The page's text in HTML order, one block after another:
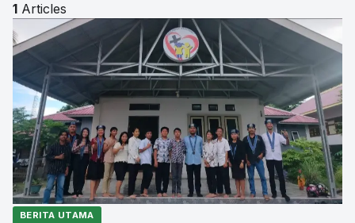
1 Articles
BERITA UTAMA